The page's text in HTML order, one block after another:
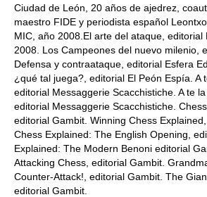
Ciudad de León, 20 años de ajedrez,
maestro FIDE y periodista español
MIC, año 2008.El arte del ataque, editorial
2008. Los Campeones del nuevo milenio,
Defensa y contraataque, editorial Esfera
¿qué tal juega?, editorial El Peón Espía. A
editorial Messaggerie Scacchistiche. A te la
editorial Messaggerie Scacchistiche.
editorial Gambit. Winning Chess
Chess Explained: The English Opening,
Explained: The Modern Benoni editorial
Attacking Chess, editorial Gambit.
Counter-Attack!, editorial Gambit. The
editorial Gambit.